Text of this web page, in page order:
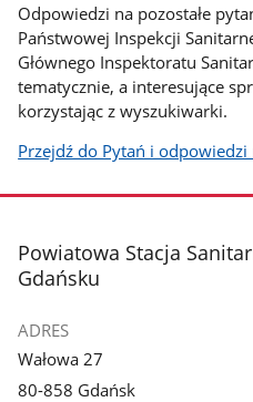
Odpowiedzi na pozostałe
Państwowej Inspekcji
Głównego Inspektoratu
tematycznie, a interesujące
korzystając z wyszukiwarki.
Przejdź do Pytań i odpowiedzi
stopka
Powiatowa Stacja
Gdańsku
ADRES
Wałowa 27
80-858 Gdańsk